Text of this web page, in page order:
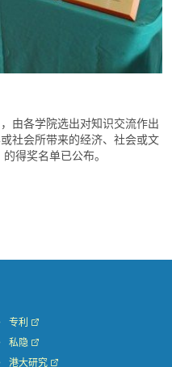
由各学院选出对知识交流作出
社会所带来的经济、社会或文
得奖名单已公布。
专利
私隐
港大研究